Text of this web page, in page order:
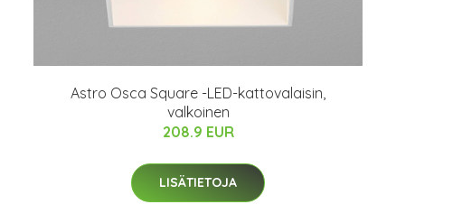
Astro Osca Square -LED-kattovalaisin,
valkoinen
208.9 EUR
LISÄTIETOJA